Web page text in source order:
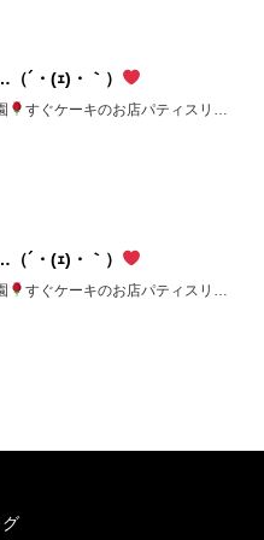
´・(ｪ)・｀）
すぐケーキのお店パティスリ…
´・(ｪ)・｀）
すぐケーキのお店パティスリ…